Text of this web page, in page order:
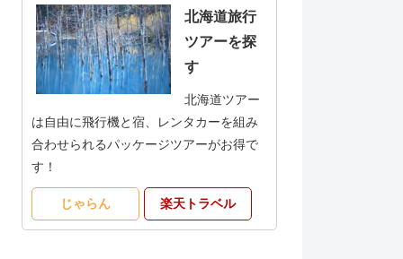
北海道旅行
ツアーを探
す
北海道ツアー
は自由に飛行機と宿、レンタカーを組み
合わせられるパッケージツアーがお得で
す！
じゃらん 楽天トラベル